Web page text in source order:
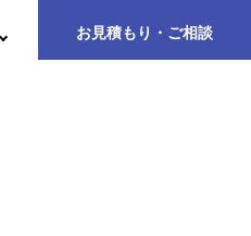
お見積もり・ご相談